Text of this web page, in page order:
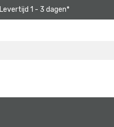
Levertijd 1 - 3 dagen*